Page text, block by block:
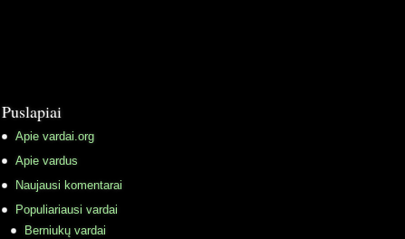
Puslapiai
Apie vardai.org
Apie vardus
Naujausi komentarai
Populiariausi vardai
Berniukų vardai